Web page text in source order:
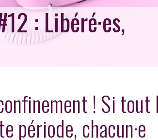
: Libéré·es,
! Si tout
période, chacun·e